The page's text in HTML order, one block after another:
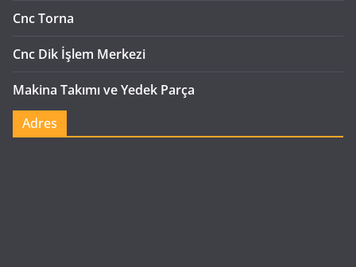
Cnc Torna
Cnc Dik İşlem Merkezi
Makina Takımı ve Yedek Parça
Adres